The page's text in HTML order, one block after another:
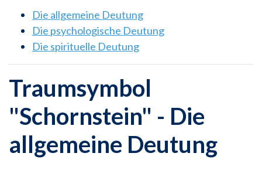
Die allgemeine Deutung
Die psychologische Deutung
Die spirituelle Deutung
Traumsymbol
"Schornstein" - Die
allgemeine Deutung